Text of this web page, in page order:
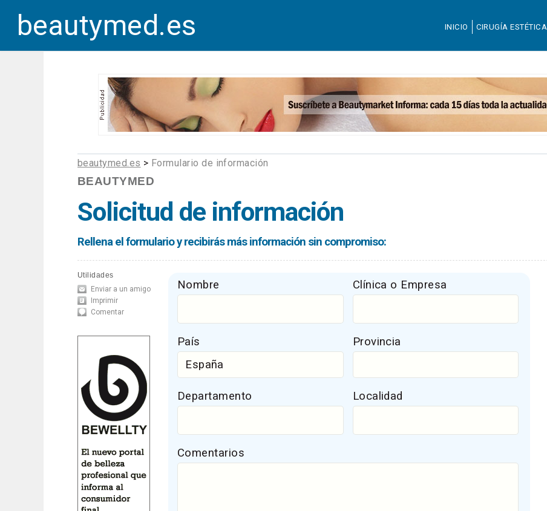
beautymed.es INICIO CIRUGÍA ESTÉTICA
beautymed.es > Formulario de información
BEAUTYMED
Solicitud de información
Rellena el formulario y recibirás más información sin compromiso:
Utilidades
Enviar a un amigo
Imprimir
Comentar
Nombre Clínica o Empresa
País Provincia
Departamento Localidad
Comentarios